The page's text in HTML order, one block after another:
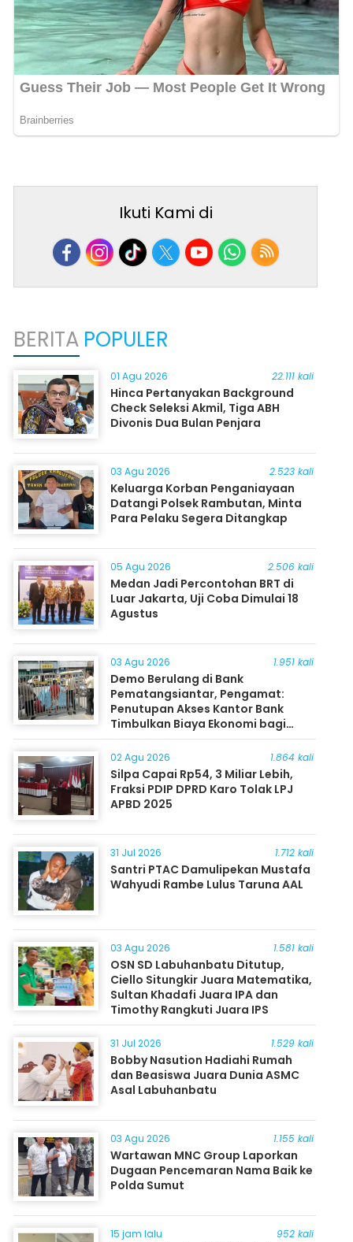
Ikuti Kami di
BERITA POPULER
01 Agu 2026 22.111 kali
Hinca Pertanyakan Background
Check Seleksi Akmil, Tiga ABH
Divonis Dua Bulan Penjara
03 Agu 2026 2.523 kali
Keluarga Korban Penganiayaan
Datangi Polsek Rambutan, Minta
Para Pelaku Segera Ditangkap
05 Agu 2026 2.506 kali
Medan Jadi Percontohan BRT di
Luar Jakarta, Uji Coba Dimulai 18
Agustus
03 Agu 2026 1.951 kali
Demo Berulang di Bank
Pematangsiantar, Pengamat:
Penutupan Akses Kantor Bank
Timbulkan Biaya Ekonomi bagi
Masyarakat
02 Agu 2026 1.864 kali
Silpa Capai Rp54, 3 Miliar Lebih,
Fraksi PDIP DPRD Karo Tolak LPJ
APBD 2025
31 Jul 2026 1.712 kali
Santri PTAC Damulipekan Mustafa
Wahyudi Rambe Lulus Taruna AAL
03 Agu 2026 1.581 kali
OSN SD Labuhanbatu Ditutup,
Ciello Situngkir Juara Matematika,
Sultan Khadafi Juara IPA dan
Timothy Rangkuti Juara IPS
31 Jul 2026 1.529 kali
Bobby Nasution Hadiahi Rumah
dan Beasiswa Juara Dunia ASMC
Asal Labuhanbatu
03 Agu 2026 1.155 kali
Wartawan MNC Group Laporkan
Dugaan Pencemaran Nama Baik ke
Polda Sumut
15 jam lalu 952 kali